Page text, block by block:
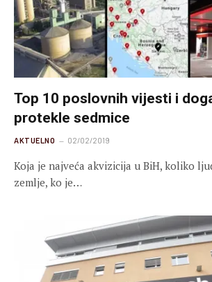
Top 10 poslovnih vijesti i
protekle sedmice
AKTUELNO 02/02/2019
Koja je najveća akvizicija u BiH, koliko
zemlje, ko je…